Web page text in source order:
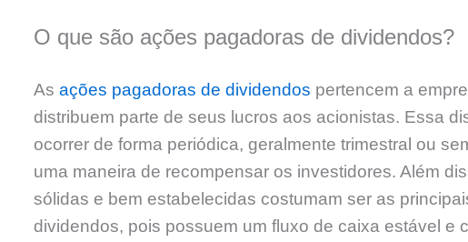
O que são ações pagadoras de dividendos?
As ações pagadoras de dividendos pertencem a
distribuem parte de seus lucros aos acionistas. Essa
ocorrer de forma periódica, geralmente trimestral ou
uma maneira de recompensar os investidores. Além
sólidas e bem estabelecidas costumam ser as
dividendos, pois possuem um fluxo de caixa estável e